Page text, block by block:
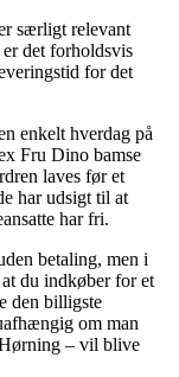
særligt relevant
det forholdsvis
for det
enkelt hverdag på
Fru Dino bamse
laves før et
har udsigt til at
har fri.
betaling, men i
du indkøber for et
den billigste
om man
– vil blive